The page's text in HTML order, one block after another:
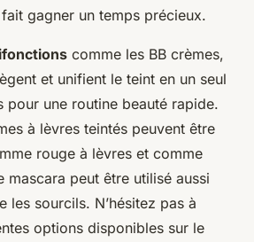
gagner un temps précieux.
comme les BB crèmes,
et unifient le teint en un seul
pour une routine beauté rapide.
à lèvres teintés peuvent être
rouge à lèvres et comme
mascara peut être utilisé aussi
les sourcils. N’hésitez pas à
options disponibles sur le